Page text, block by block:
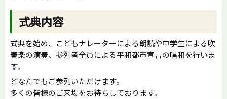
式典内容
式典を始め、こどもナレーターによる朗読や中学生による吹
奏楽の演奏、参列者全員による平和都市宣言の唱和を行いま
す。
どなたでもご参列いただけます。
多くの皆様のご来場をお待ちしております。